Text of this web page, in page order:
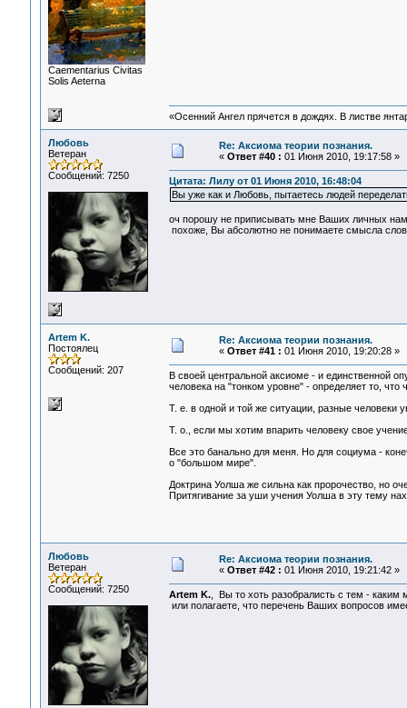
Сaementarius Civitas
Solis Aeterna
«Осенний Ангел прячется в дождях. В листве
Любовь
Ветеран
Сообщений: 7250
Re: Аксиома теории познания.
« Ответ #40 : 01 Июня 2010, 19:17:58 »
Цитата: Лилу от 01 Июня 2010, 16:48:04
Вы уже как и Любовь, пытаетесь людей
оч порошу не приписывать мне Ваших личных
похоже, Вы абсолютно не понимаете смысла
Artem K.
Постоялец
Сообщений: 207
Re: Аксиома теории познания.
« Ответ #41 : 01 Июня 2010, 19:20:28 »
В своей центральной аксиоме - и единственной
человека на "тонком уровне" - определяет то,
Т. е. в одной и той же ситуации, разные человеки
Т. о., если мы хотим впарить человеку свое
Все это банально для меня. Но для социума -
о "большом мире".
Доктрина Уолша же сильна как пророчество, но
Притягивание за уши учения Уолша в эту тему
Любовь
Ветеран
Сообщений: 7250
Re: Аксиома теории познания.
« Ответ #42 : 01 Июня 2010, 19:21:42 »
Artem K., Вы то хоть разобралисть с тем -
или полагаете, что перечень Ваших вопросов